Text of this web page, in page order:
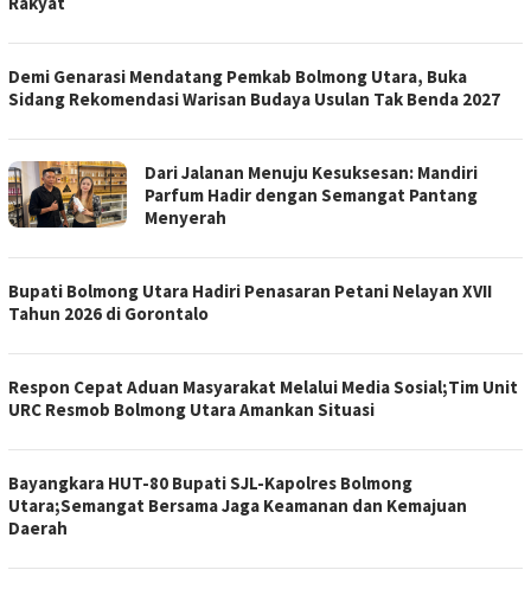
Demi Genarasi Mendatang Pemkab Bolmong Utara, Buka
Sidang Rekomendasi Warisan Budaya Usulan Tak Benda 2027
Dari Jalanan Menuju Kesuksesan: Mandiri
Parfum Hadir dengan Semangat Pantang
Menyerah
Bupati Bolmong Utara Hadiri Penasaran Petani Nelayan XVII
Tahun 2026 di Gorontalo
Respon Cepat Aduan Masyarakat Melalui Media Sosial;Tim Unit
URC Resmob Bolmong Utara Amankan Situasi
Bayangkara HUT-80 Bupati SJL-Kapolres Bolmong
Utara;Semangat Bersama Jaga Keamanan dan Kemajuan
Daerah